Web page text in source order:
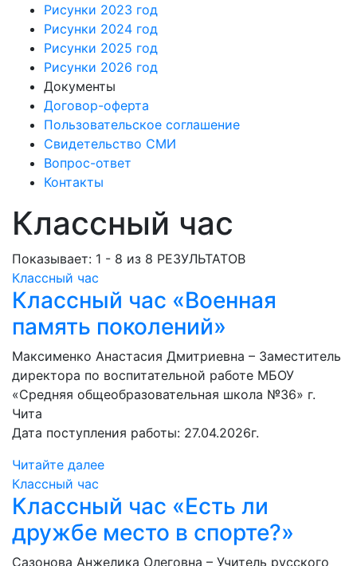
Рисунки 2023 год
Рисунки 2024 год
Рисунки 2025 год
Рисунки 2026 год
Документы
Договор-оферта
Пользовательское соглашение
Свидетельство СМИ
Вопрос-ответ
Контакты
Классный час
Показывает: 1 - 8 из 8 РЕЗУЛЬТАТОВ
Классный час
Классный час «Военная
память поколений»
Максименко Анастасия Дмитриевна – Заместитель
директора по воспитательной работе МБОУ
«Средняя общеобразовательная школа №36» г.
Чита
Дата поступления работы: 27.04.2026г.
Читайте далее
Классный час
Классный час «Есть ли
дружбе место в спорте?»
Сазонова Анжелика Олеговна – Учитель русского